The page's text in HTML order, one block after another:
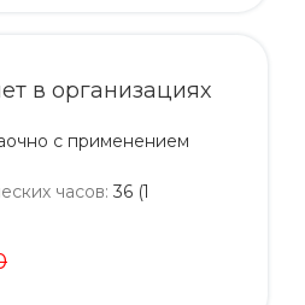
в организациях
с применением
часов: 36 (1